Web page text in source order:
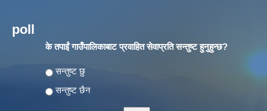
poll
के तपाईं गाउँपालिकाबाट प्रवाहित सेवाप्रति सन्तुष्ट हुनुहुन्छ?
Choices
सन्तुष्ट छु
सन्तुष्ट छैन